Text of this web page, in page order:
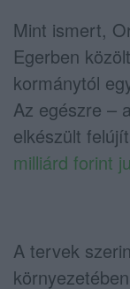
Mint ismert,
Egerben
kormánytól
Az egészre –
elkészült
milliárd forint
A tervek